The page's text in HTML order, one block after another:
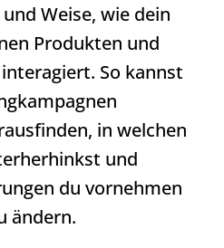
Weise, wie dein
Produkten und
So kannst
in welchen
und
du vornehmen
ändern.